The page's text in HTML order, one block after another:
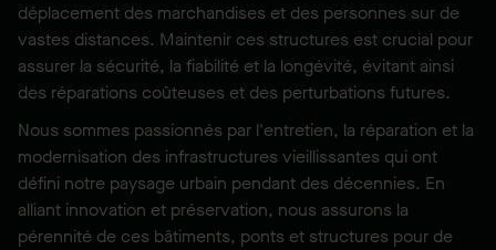
déplacement des marchandises et des personnes sur de
vastes distances. Maintenir ces structures est crucial pour
assurer la sécurité, la fiabilité et la longévité, évitant ainsi
des réparations coûteuses et des perturbations futures.
Nous sommes passionnés par l'entretien, la réparation et la
modernisation des infrastructures vieillissantes qui ont
défini notre paysage urbain pendant des décennies. En
alliant innovation et préservation, nous assurons la
pérennité de ces bâtiments, ponts et structures pour de